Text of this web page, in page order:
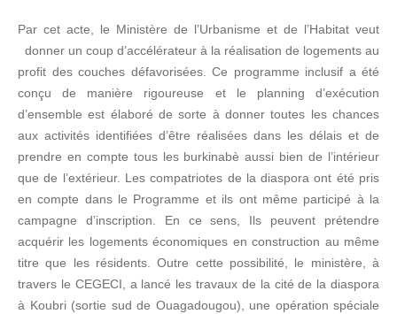
Par cet acte, le Ministère de l’Urbanisme et de l’Habitat veut
donner un coup d’accélérateur à la réalisation de logements au
profit des couches défavorisées. Ce programme inclusif a été
conçu de manière rigoureuse et le planning d’exécution
d’ensemble est élaboré de sorte à donner toutes les chances
aux activités identifiées d’être réalisées dans les délais et de
prendre en compte tous les burkinabè aussi bien de l’intérieur
que de l’extérieur. Les compatriotes de la diaspora ont été pris
en compte dans le Programme et ils ont même participé à la
campagne d’inscription. En ce sens, Ils peuvent prétendre
acquérir les logements économiques en construction au même
titre que les résidents. Outre cette possibilité, le ministère, à
travers le CEGECI, a lancé les travaux de la cité de la diaspora
à Koubri (sortie sud de Ouagadougou), une opération spéciale